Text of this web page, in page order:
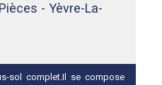
- Yèvre-La-
sol complet.Il se compose